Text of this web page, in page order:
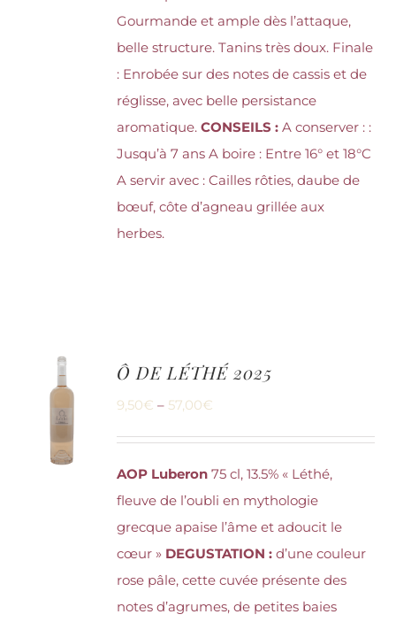
Gourmande et ample dès l’attaque,
belle structure. Tanins très doux. Finale
: Enrobée sur des notes de cassis et de
réglisse, avec belle persistance
aromatique. CONSEILS :A conserver : :
Jusqu’à 7 ans A boire : Entre 16° et 18°C
A servir avec : Cailles rôties, daube de
bœuf, côte d’agneau grillée aux
herbes.
CHOIX
OPTIONS
Ô DE LÉTHÉ 2025
9,50€ – 57,00€
AOP Luberon75 cl, 13.5% « Léthé,
fleuve de l’oubli en mythologie
grecque apaise l’âme et adoucit le
cœur » DEGUSTATION :d’une couleur
rose pâle, cette cuvée présente des
notes d’agrumes, de petites baies